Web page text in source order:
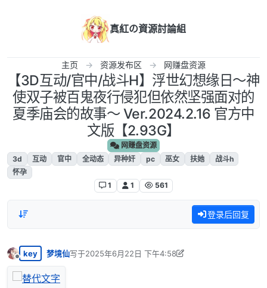
真紅の資源討論組
主页 资源发布区 网赚盘资源
【3D互动/官中/战斗H】浮世幻想缘日〜神
使双子被百鬼夜行侵犯但依然坚强面对的
夏季庙会的故事〜 Ver.2024.2.16 官方中
文版【2.93G】
网赚盘资源
3d
互动 官中 全动态 异种奸 pc 巫女 扶她
战斗h
怀孕
1
1 561
登录后回复
离线
key 梦境仙写于2025年6月22日 下午4:58
最后由 梦境仙 编辑2025年6月23日 上午7:56